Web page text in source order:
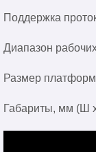
Поддержка
Диапазон
Размер
Габариты, мм (Ш